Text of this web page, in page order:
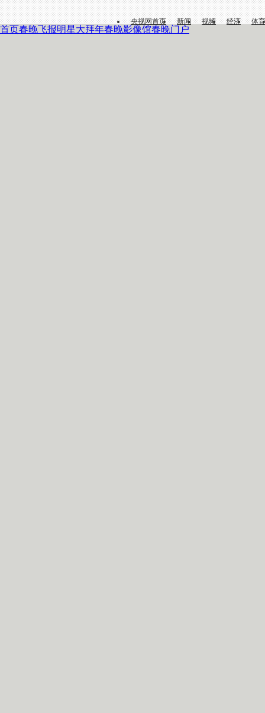
央视网首页 新闻 视频 经济 体育
首页春晚飞报明星大拜年春晚影像馆春晚门户